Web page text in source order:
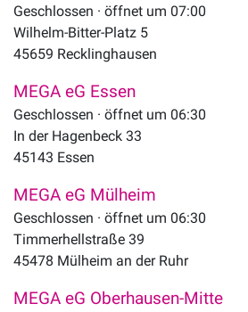
Geschlossen · öffnet um 07:00
Wilhelm-Bitter-Platz 5
45659 Recklinghausen
MEGA eG Essen
Geschlossen · öffnet um 06:30
In der Hagenbeck 33
45143 Essen
MEGA eG Mülheim
Geschlossen · öffnet um 06:30
Timmerhellstraße 39
45478 Mülheim an der Ruhr
MEGA eG Oberhausen-Mitte